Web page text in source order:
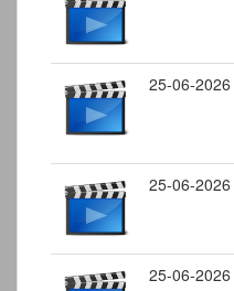
25-06-2026
25-06-2026
25-06-2026